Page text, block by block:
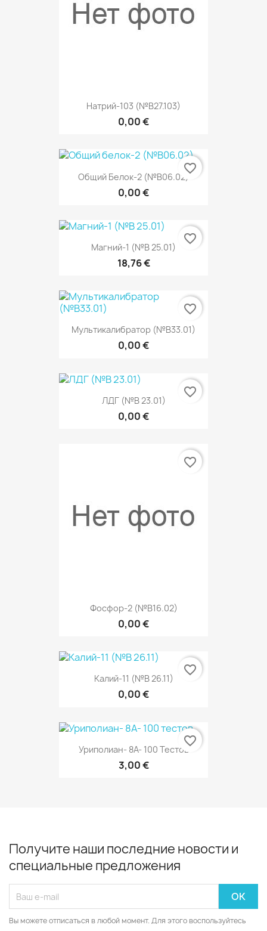
Натрий-103 (№В27.103)
0,00 €
Общий Белок-2 (№В06.02)
0,00 €
favorite_border
Магний-1 (№В 25.01)
18,76 €
favorite_border
Мультикалибратор (№В33.01)
0,00 €
favorite_border
ЛДГ (№В 23.01)
0,00 €
favorite_border
Фосфор-2 (№В16.02)
0,00 €
favorite_border
Калий-11 (№В 26.11)
0,00 €
favorite_border
Уриполиан- 8А- 100 Тестов
3,00 €
favorite_border
Получите наши последние новости и
специальные предложения
Вы можете отписаться в любой момент. Для этого воспользуйтесь